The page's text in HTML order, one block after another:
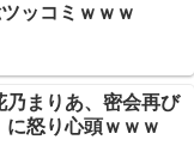
リープ』リセマラ勢
起用→VIPPER「豚以
ｗ NEW!
め→中井・荻野から北
ッコミｗｗｗ
乃まりあ、密会再び
怒り心頭ｗｗｗ